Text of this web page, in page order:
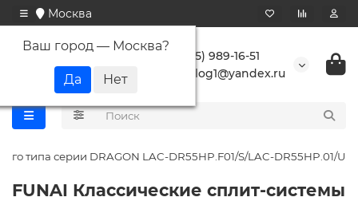
Москва
Ваш город — Москва?
+7 (495) 989-16-51
buranlog1@yandex.ru
типа серии DRAGON LAC-DR55HP.F01/S/LAC-DR55HP.01/U
FUNAI Классические сплит-системы